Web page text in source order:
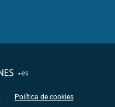
Política de cookies